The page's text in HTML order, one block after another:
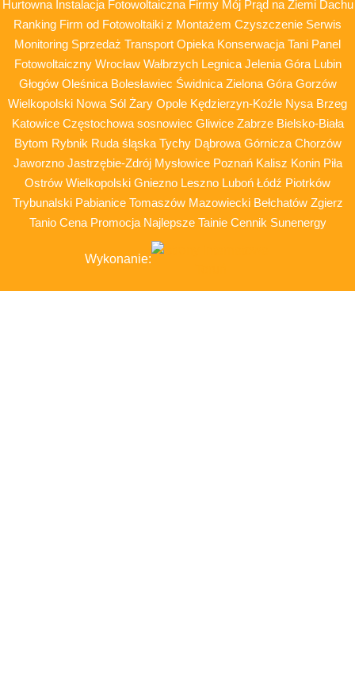
Hurtowna Instalacja Fotowoltaiczna Firmy Mój Prąd na Ziemi Dachu
Ranking Firm od Fotowoltaiki z Montażem Czyszczenie Serwis
Monitoring Sprzedaż Transport Opieka Konserwacja Tani Panel
Fotowoltaiczny Wrocław Wałbrzych Legnica Jelenia Góra Lubin
Głogów Oleśnica Bolesławiec Świdnica Zielona Góra Gorzów
Wielkopolski Nowa Sól Żary Opole Kędzierzyn-Koźle Nysa Brzeg
Katowice Częstochowa sosnowiec Gliwice Zabrze Bielsko-Biała
Bytom Rybnik Ruda śląska Tychy Dąbrowa Górnicza Chorzów
Jaworzno Jastrzębie-Zdrój Mysłowice Poznań Kalisz Konin Piła
Ostrów Wielkopolski Gniezno Leszno Luboń Łódź Piotrków
Trybunalski Pabianice Tomaszów Mazowiecki Bełchatów Zgierz
Tanio Cena Promocja Najlepsze Tainie Cennik Sunenergy
Wykonanie: